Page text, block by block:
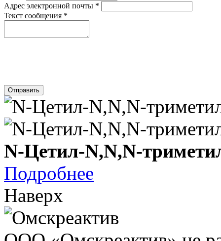
Адрес электронной почты *
Текст сообщения *
Отправить
N-Цетил-N,N,N-
Подробнее
Наверх